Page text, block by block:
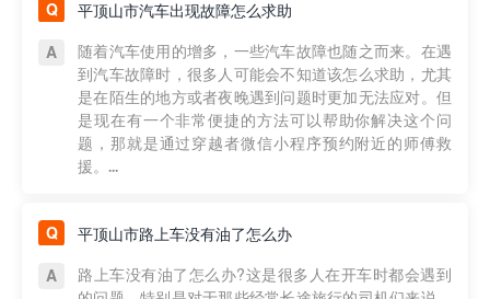
平顶山市汽车出现故障怎么求助
随着汽车使用的增多，一些汽车故障也随之而来。在遇
到汽车故障时，很多人可能会不知道该怎么求助，尤其
是在陌生的地方或者夜晚遇到问题时更加无法应对。但
是现在有一个非常便捷的方法可以帮助你解决这个问
题，那就是通过穿越者微信小程序预约附近的师傅救
援。...
平顶山市路上车没有油了怎么办
路上车没有油了怎么办?这是很多人在开车时都会遇到